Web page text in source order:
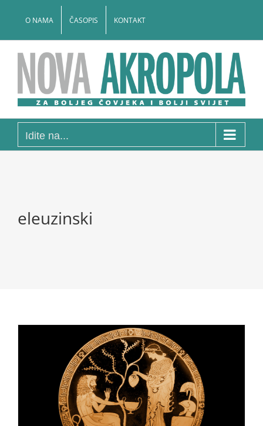
O NAMA ČASOPIS KONTAKT
Idite na...
eleuzinski